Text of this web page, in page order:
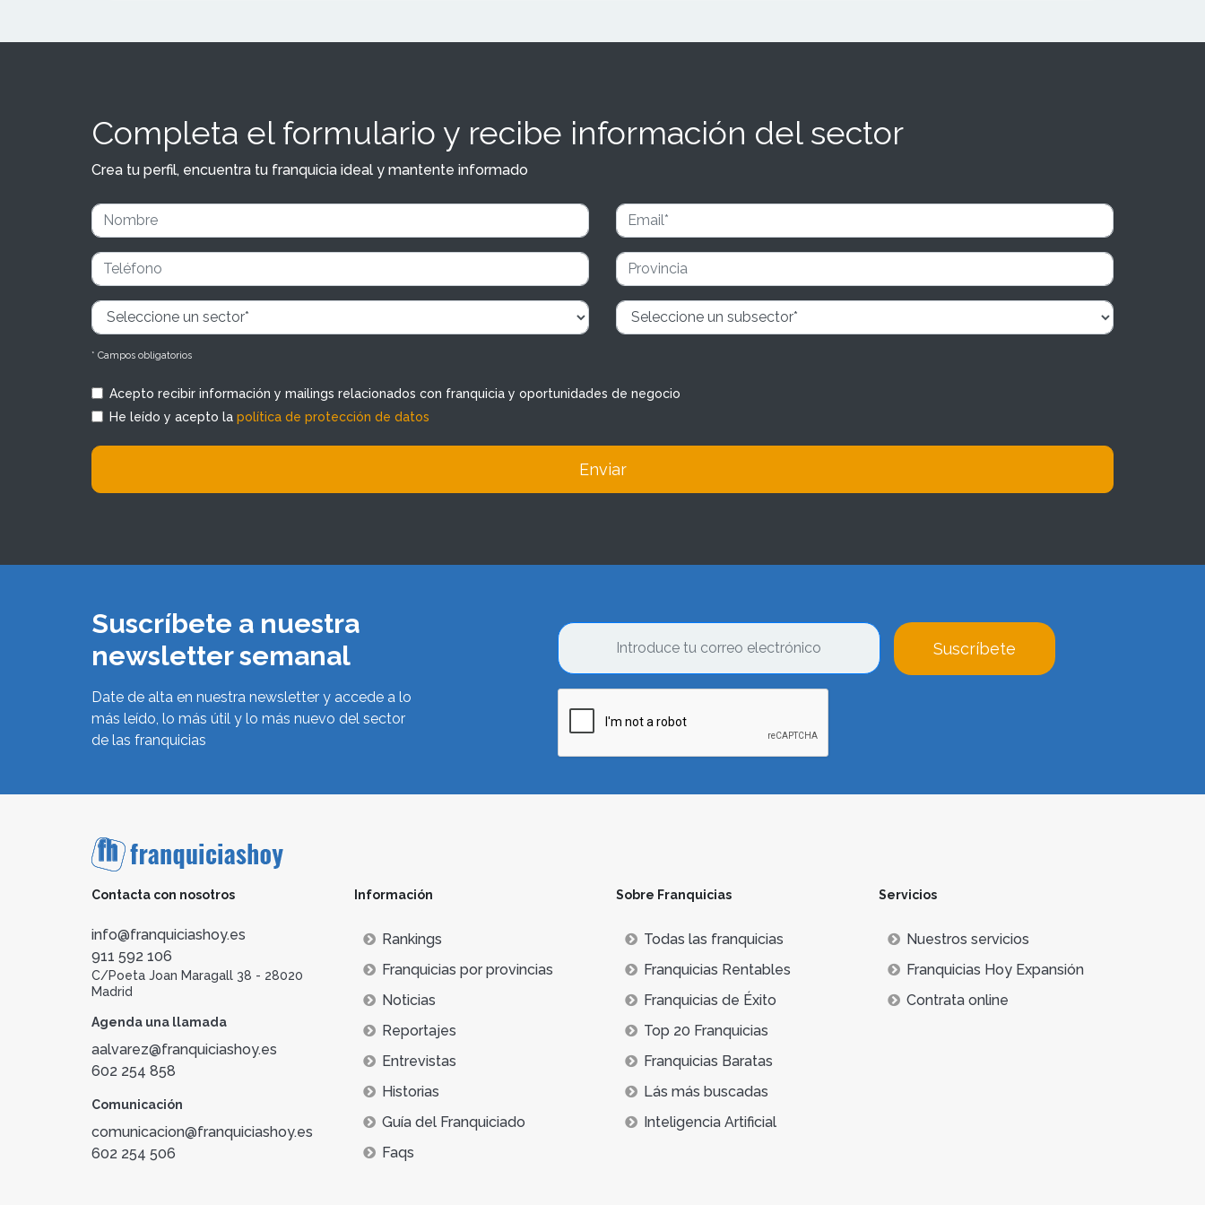
Completa el formulario y recibe información del sector
Crea tu perfil, encuentra tu franquicia ideal y mantente informado
* Campos obligatorios
Acepto recibir información y mailings relacionados con franquicia y oportunidades de negocio
He leído y acepto la política de protección de datos
Enviar
Suscríbete a nuestra
newsletter semanal
Date de alta en nuestra newsletter y accede a lo
más leído, lo más útil y lo más nuevo del sector
de las franquicias
Suscríbete
Contacta con nosotros
info@franquiciashoy.es
911 592 106
C/Poeta Joan Maragall 38 - 28020
Madrid
Agenda una llamada
aalvarez@franquiciashoy.es
602 254 858
Comunicación
comunicacion@franquiciashoy.es
602 254 506
Información
Rankings
Franquicias por provincias
Noticias
Reportajes
Entrevistas
Historias
Guía del Franquiciado
Faqs
Sobre Franquicias
Todas las franquicias
Franquicias Rentables
Franquicias de Éxito
Top 20 Franquicias
Franquicias Baratas
Lás más buscadas
Inteligencia Artificial
Servicios
Nuestros servicios
Franquicias Hoy Expansión
Contrata online